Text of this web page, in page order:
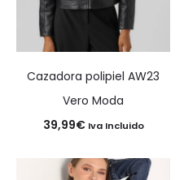
Cazadora polipiel AW23
Vero Moda
39,99€ Iva Incluido